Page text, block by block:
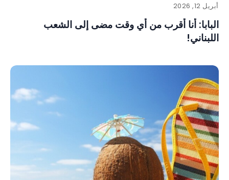
أبريل 12, 2026
البابا: أنا أقرب من أي وقت مضى إلى الشعب
اللبناني!